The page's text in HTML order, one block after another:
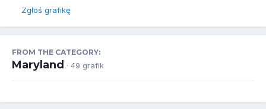
Zgłoś grafikę
FROM THE CATEGORY:
Maryland · 49 grafik